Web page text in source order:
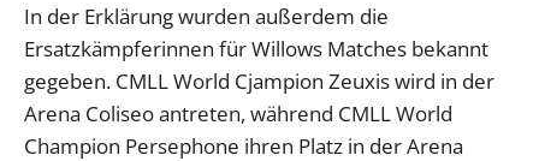
In der Erklärung wurden außerdem die
Ersatzkämpferinnen für Willows Matches bekannt
gegeben. CMLL World Cjampion Zeuxis wird in der
Arena Coliseo antreten, während CMLL World
Champion Persephone ihren Platz in der Arena